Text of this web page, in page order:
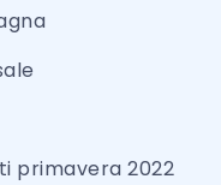
primavera 2022